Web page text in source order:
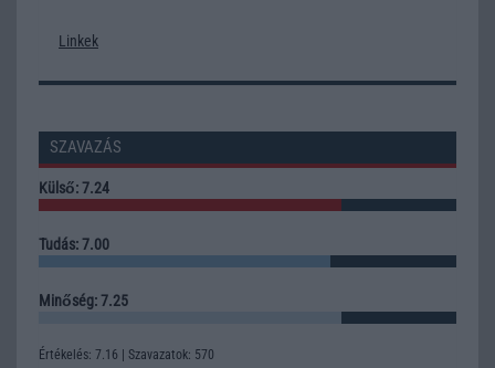
Linkek
SZAVAZÁS
Külső: 7.24
Tudás: 7.00
Minőség: 7.25
Értékelés: 7.16 | Szavazatok: 570